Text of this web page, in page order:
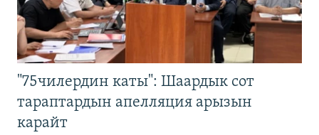
"75чилердин каты": Шаардык сот
тараптардын апелляция арызын
карайт